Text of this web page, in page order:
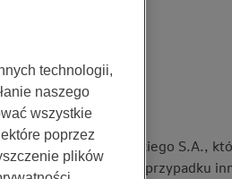
ING Banku Śląskiego S.A.,
lub na leczenie w przypadku
technologii,
naszego
wszystkie
poprzez
plików